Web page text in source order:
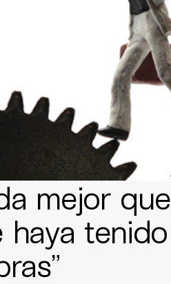
mejor que
haya tenido